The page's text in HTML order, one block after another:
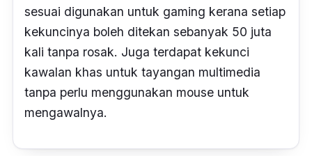
sesuai digunakan untuk gaming kerana setiap
kekuncinya boleh ditekan sebanyak 50 juta
kali tanpa rosak. Juga terdapat kekunci
kawalan khas untuk tayangan multimedia
tanpa perlu menggunakan mouse untuk
mengawalnya.